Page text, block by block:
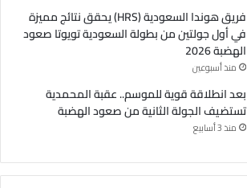
فريق هوندا السعودية (HRS) يحقق نتائج مميزة
في أول جولتين من بطولة السعودية تويوتا صعود
الهضبة 2026
منذ أسبوعين
بعد انطلاقة قوية للموسم.. عقبة المحمدية
تستضيف الجولة الثانية من صعود الهضبة
منذ 3 أسابيع